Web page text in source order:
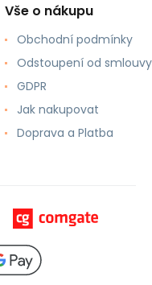
Vše o nákupu
Obchodní podmínky
Odstoupení od smlouvy
GDPR
Jak nakupovat
Doprava a Platba